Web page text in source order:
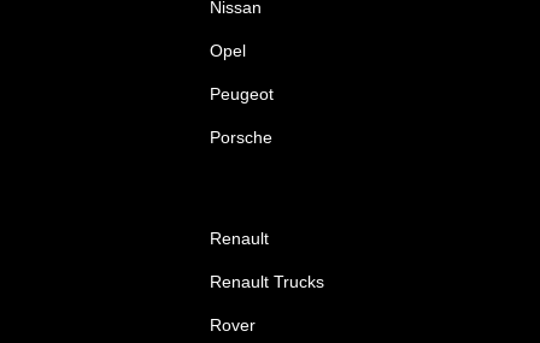
Nissan
Opel
Peugeot
Porsche
Renault
Renault Trucks
Rover